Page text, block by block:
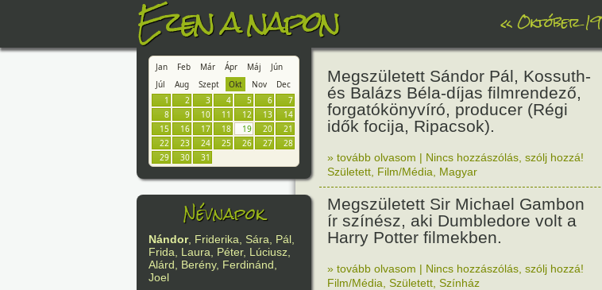
Ezen a napon «Október 19
Jan Feb Már Ápr Máj
Jún
Júl
Aug Szept Okt Nov
Dec
1
2 3 4 5 6
7
8
9 10 11 12 13
14
15
16 17 18 19 20
21
22
23 24 25 26 27
28
29
30 31
Névnapok
Nándor, Friderika, Sára, Pál,
Frida, Laura, Péter, Lúciusz,
Alárd, Berény, Ferdinánd,
Joel
Megszületett Sándor Pál, Kossuth-
és Balázs Béla-díjas filmrendező,
forgatókönyvíró, producer (Régi
idők focija, Ripacsok).
» tovább olvasom | Nincs hozzászólás, szólj hozzá!
Született Film/Média Magyar
Megszületett Sir Michael Gambon
ír színész, aki Dumbledore volt a
Harry Potter filmekben.
» tovább olvasom | Nincs hozzászólás, szólj hozzá!
Film/Média Született Színház